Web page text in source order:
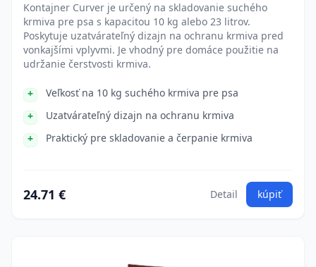
Kontajner Curver je určený na skladovanie suchého
krmiva pre psa s kapacitou 10 kg alebo 23 litrov.
Poskytuje uzatvárateľný dizajn na ochranu krmiva pred
vonkajšími vplyvmi. Je vhodný pre domáce použitie na
udržanie čerstvosti krmiva.
Veľkosť na 10 kg suchého krmiva pre psa
Uzatvárateľný dizajn na ochranu krmiva
Praktický pre skladovanie a čerpanie krmiva
24.71 € Detail kúpiť